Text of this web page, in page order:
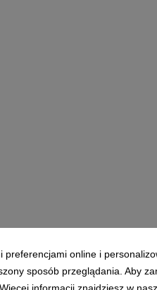
online i
sposób przeglądania. Aby